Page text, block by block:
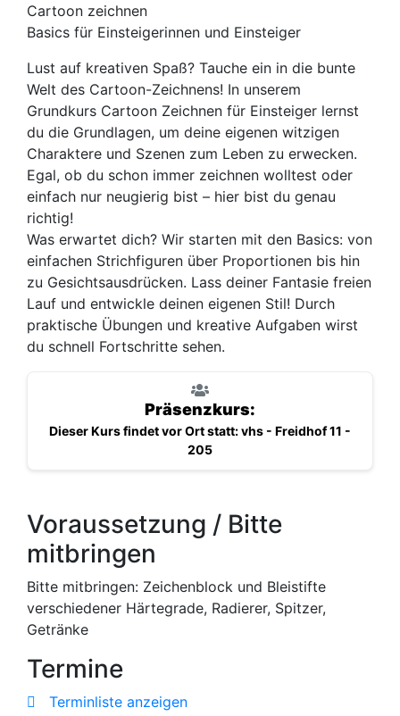
Cartoon zeichnen
Basics für Einsteigerinnen und Einsteiger
Lust auf kreativen Spaß? Tauche ein in die bunte
Welt des Cartoon-Zeichnens! In unserem
Grundkurs Cartoon Zeichnen für Einsteiger lernst
du die Grundlagen, um deine eigenen witzigen
Charaktere und Szenen zum Leben zu erwecken.
Egal, ob du schon immer zeichnen wolltest oder
einfach nur neugierig bist – hier bist du genau
richtig!
Was erwartet dich? Wir starten mit den Basics: von
einfachen Strichfiguren über Proportionen bis hin
zu Gesichtsausdrücken. Lass deiner Fantasie freien
Lauf und entwickle deinen eigenen Stil! Durch
praktische Übungen und kreative Aufgaben wirst
du schnell Fortschritte sehen.
Präsenzkurs:
Dieser Kurs findet vor Ort statt: vhs - Freidhof 11 -
205
Voraussetzung / Bitte
mitbringen
Bitte mitbringen: Zeichenblock und Bleistifte
verschiedener Härtegrade, Radierer, Spitzer,
Getränke
Termine
Terminliste anzeigen